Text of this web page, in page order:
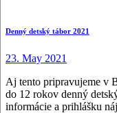
Denný detský tábor 2021
23. May 2021
Aj tento pripravujeme v
do 12 rokov denný
informácie a prihlášku